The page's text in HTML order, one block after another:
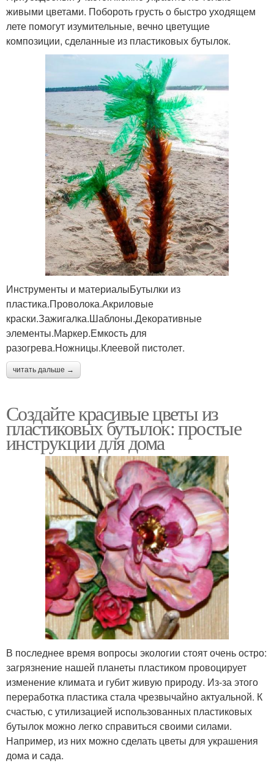
живыми цветами. Побороть грусть о быстро уходящем
лете помогут изумительные, вечно цветущие
композиции, сделанные из пластиковых бутылок.
Инструменты и материалыБутылки из
пластика.Проволока.Акриловые
краски.Зажигалка.Шаблоны.Декоративные
элементы.Маркер.Емкость для
разогрева.Ножницы.Клеевой пистолет.
читать дальше →
Создайте красивые цветы из
пластиковых бутылок: простые
инструкции для дома
В последнее время вопросы экологии стоят очень остро:
загрязнение нашей планеты пластиком провоцирует
изменение климата и губит живую природу. Из-за этого
переработка пластика стала чрезвычайно актуальной. К
счастью, с утилизацией использованных пластиковых
бутылок можно легко справиться своими силами.
Например, из них можно сделать цветы для украшения
дома и сада.